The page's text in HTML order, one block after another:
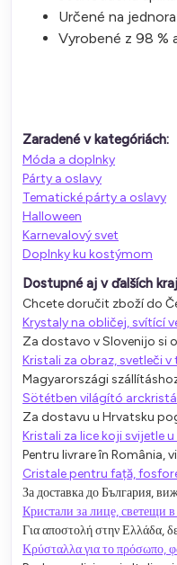
Určené na
Vyrobené z 98 %
Zaradené v kategóriách:
Móda a doplnky
Párty a oslavy
Tematické párty a oslavy
Halloween
Karnevalový svet
Doplnky ku kostýmom
Dostupné aj v ďalších
Chcete doručit zboží do
Krystaly na obličej, svítící
Za dostavo v Slovenijo si
Kristali za obraz, svetleči v
Magyarországi
Sötétben világító
Za dostavu u Hrvatsku
Kristali za lice koji svijetle
Pentru livrare în România,
Cristale pentru față,
За доставка до България,
Кристали за лице, светещи
Για αποστολή στην Ελλάδα,
Κρύσταλλα για το πρόσωπο,